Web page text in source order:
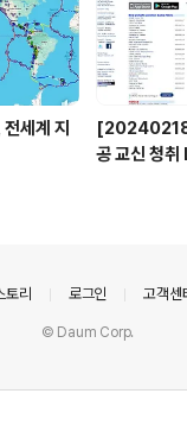
세계 지
공 교신 청
토리 로그인 고객센
© Daum Corp.